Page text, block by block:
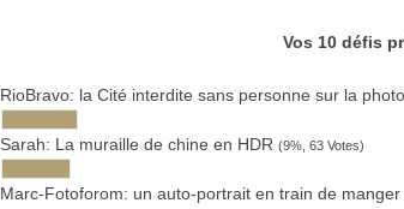
Vos 10 défis
Rio­Bravo: la Cité inter­dite sans per­sonne sur la photo.
Sarah: La muraille de chine en HDR (9%, 63 Votes)
Marc-Fotoforom: un auto-portrait en train de